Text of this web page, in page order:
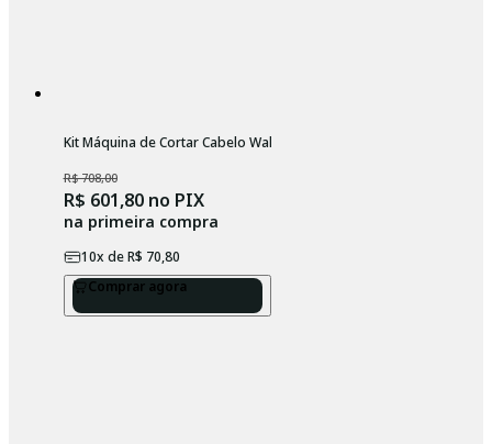
Kit Máquina de Cortar Cabelo Wahl Classic e Máq. Acabamento
R$ 708,00
R$ 601,80no PIX
na primeira compra
10x deR$ 70,80
Comprar agora